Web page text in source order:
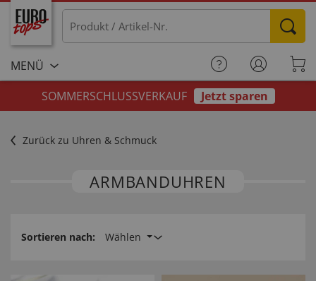
MENÜ
SOMMERSCHLUSSVERKAUF
Jetzt sparen
Zurück zu Uhren & Schmuck
ARMBANDUHREN
Sortieren nach: Wählen